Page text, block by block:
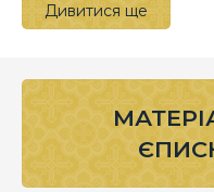
Дивитися ще